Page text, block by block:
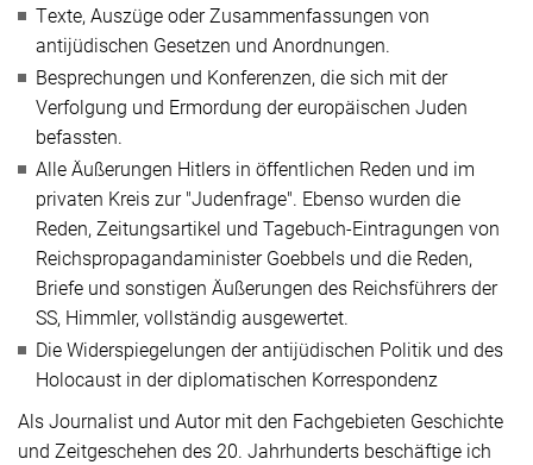
Texte, Auszüge oder Zusammenfassungen von
antijüdischen Gesetzen und Anordnungen.
Besprechungen und Konferenzen, die sich mit der
Verfolgung und Ermordung der europäischen Juden
befassten.
Alle Äußerungen Hitlers in öffentlichen Reden und im
privaten Kreis zur "Judenfrage". Ebenso wurden die
Reden, Zeitungsartikel und Tagebuch-Eintragungen von
Reichspropagandaminister Goebbels und die Reden,
Briefe und sonstigen Äußerungen des Reichsführers der
SS, Himmler, vollständig ausgewertet.
Die Widerspiegelungen der antijüdischen Politik und des
Holocaust in der diplomatischen Korrespondenz
Als Journalist und Autor mit den Fachgebieten Geschichte
und Zeitgeschehen des 20. Jahrhunderts beschäftige ich